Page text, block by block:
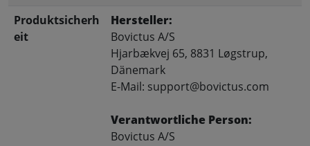
Produktsicherh
eit
Hersteller:
Bovictus A/S
Hjarbækvej 65, 8831 Løgstrup,
Dänemark
E-Mail: support@bovictus.com
Verantwortliche Person:
Bovictus A/S